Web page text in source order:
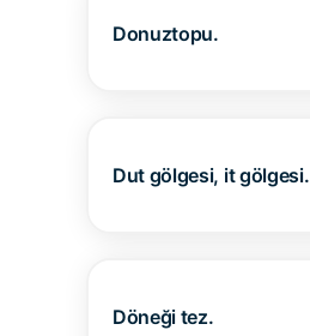
Donuztopu.
Dut gölgesi, it gölgesi.
Döneği tez.